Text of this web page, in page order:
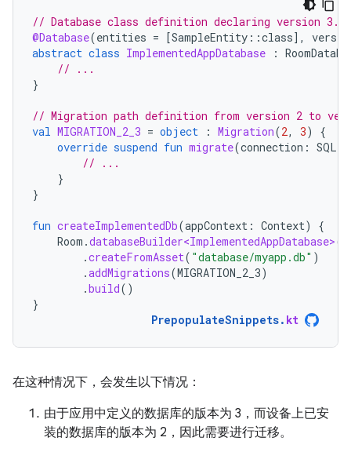
// Database class definition declaring version 3.
@Database(entities = [SampleEntity ::class] ,
abstract class ImplementedAppDatabase :
// ...
}
// Migration path definition from version 2 to
val MIGRATION_2_3 = object : Migration(2, 3)
{
override suspend fun migrate(connection :
// ...
}
}
fun createImplementedDb(appContext : Context)
{
Room .databaseBuilder<ImplementedAppDatabase>(
.createFromAsset( "database/myapp.db" )
.addMigrations(MIGRATION_2_3)
.build()
}
PrepopulateSnippets. kt
在这种情况下，会发生以下情况：
由于应用中定义的数据库的版本为 3，而设备上已安
装的数据库的版本为 2，因此需要进行迁移。